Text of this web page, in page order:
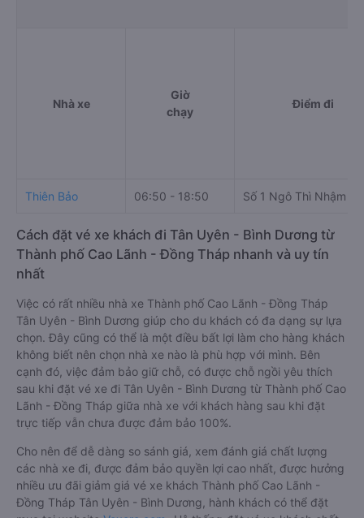
Nhà xe
Giờ
chạy
Điểm đi
Thiên Bảo 06:50 - 18:50 Số 1 Ngô Thì Nhậm
Cách đặt vé xe khách đi Tân Uyên - Bình Dương từ
Thành phố Cao Lãnh - Đồng Tháp nhanh và uy tín
nhất
Việc có rất nhiều nhà xe Thành phố Cao Lãnh - Đồng Tháp
Tân Uyên - Bình Dương giúp cho du khách có đa dạng sự lựa
chọn. Đây cũng có thể là một điều bất lợi làm cho hàng khách
không biết nên chọn nhà xe nào là phù hợp với mình. Bên
cạnh đó, việc đảm bảo giữ chỗ, có được chỗ ngồi yêu thích
sau khi đặt vé xe đi Tân Uyên - Bình Dương từ Thành phố Cao
Lãnh - Đồng Tháp giữa nhà xe với khách hàng sau khi đặt
trực tiếp vẫn chưa được đảm bảo 100%.
Cho nên để dễ dàng so sánh giá, xem đánh giá chất lượng
các nhà xe đi, được đảm bảo quyền lợi cao nhất, được hưởng
nhiều ưu đãi giảm giá vé xe khách Thành phố Cao Lãnh -
Đồng Tháp Tân Uyên - Bình Dương, hành khách có thể đặt